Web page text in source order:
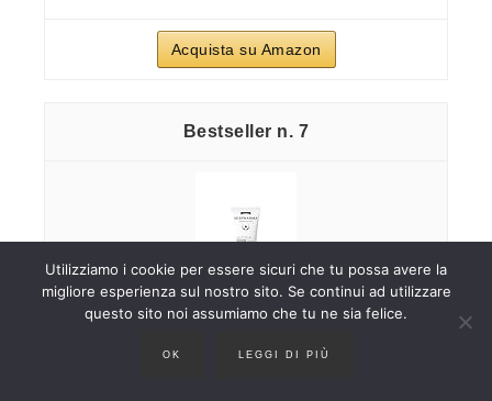
Acquista su Amazon
7
Utilizziamo i cookie per essere sicuri che tu possa avere la
migliore esperienza sul nostro sito. Se continui ad utilizzare
questo sito noi assumiamo che tu ne sia felice.
OK LEGGI DI PIÙ